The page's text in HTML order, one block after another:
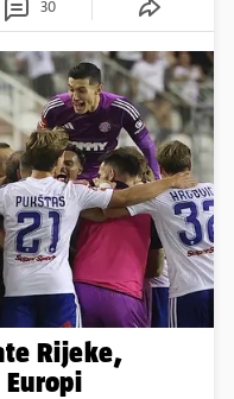
30
Rijeke,
i Varaždina u Europi